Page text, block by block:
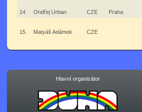
14. Ondřej Urban CZE Praha
15. Matyáš Adámek CZE
Hlavní organizátor